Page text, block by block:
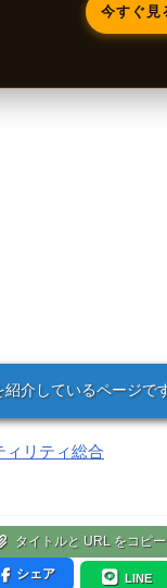
今すぐ見
介しているページで
ィリティ総合
タイトルと URL をコピー
シェア LINE